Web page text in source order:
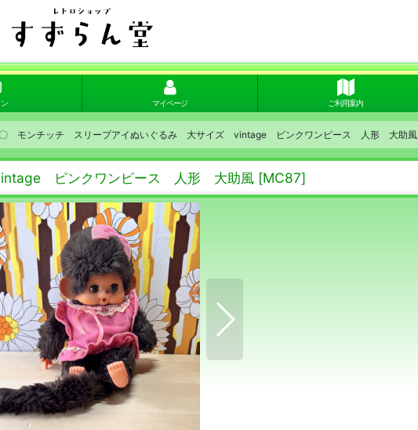
マイページ ご利用案内
〇 モンチッチ スリープアイぬいぐるみ 大サイズ vintage ピンクワンピース 人形 大助風
ピンクワンピース 人形 大助風 [MC87]